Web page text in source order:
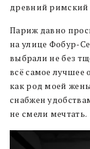
древний римский
Париж давно
на улице Фобур-
выбрали не без
всё самое лучшее
как род моей
снабжен
не смели мечтать.